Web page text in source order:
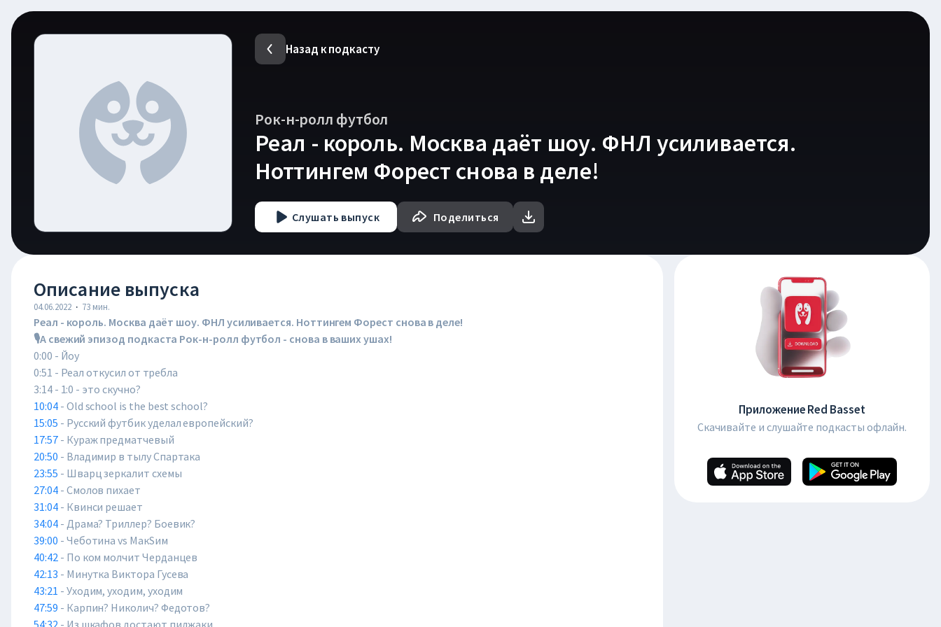
Назад к подкасту
Рок-н-ролл футбол
Реал - король. Москва даёт шоу. ФНЛ усиливается.
Ноттингем Форест снова в деле!
Слушать выпуск Поделиться
Описание выпуска
04.06.2022 · 73 мин.
Реал - король. Москва даёт шоу. ФНЛ усиливается. Ноттингем Форест снова в деле!
🎙А свежий эпизод подкаста Рок-н-ролл футбол - снова в ваших ушах!
0:00 - Йоу
0:51 - Реал откусил от требла
3:14 - 1:0 - это скучно?
10:04 - Old school is the best school?
15:05 - Русский футбик уделал европейский?
17:57 - Кураж предматчевый
20:50 - Владимир в тылу Спартака
23:55 - Шварц зеркалит схемы
27:04 - Смолов пихает
31:04 - Квинси решает
34:04 - Драма? Триллер? Боевик?
39:00 - Чеботина vs МакSим
40:42 - По ком молчит Черданцев
42:13 - Минутка Виктора Гусева
43:21 - Уходим, уходим, уходим
47:59 - Карпин? Николич? Федотов?
54:32 - Из шкафов достают пиджаки
Приложение Red Basset
Скачивайте и слушайте подкасты офлайн.